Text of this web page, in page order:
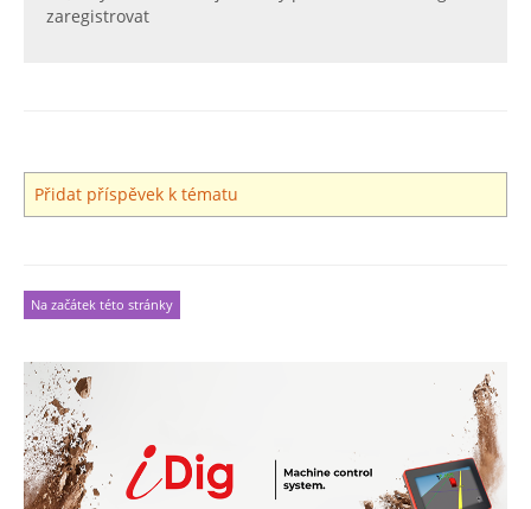
zaregistrovat
Přidat příspěvek k tématu
Na začátek této stránky